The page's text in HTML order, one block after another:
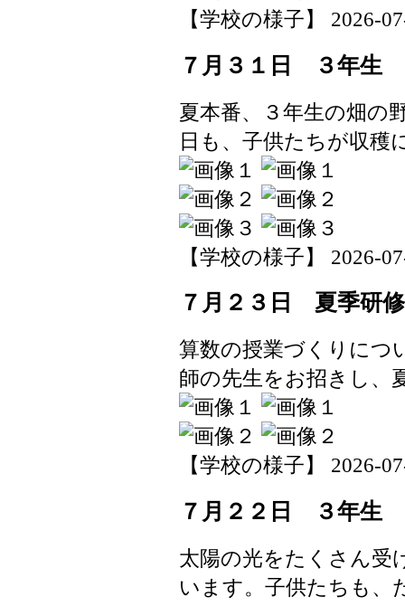
【学校の様子】 2026-
７月３１日 ３年生
夏本番、３年生の畑の
日も、子供たちが収穫
【学校の様子】 2026-
７月２３日 夏季研
算数の授業づくりにつ
師の先生をお招きし、
【学校の様子】 2026-
７月２２日 ３年生
太陽の光をたくさん受
います。子供たちも、